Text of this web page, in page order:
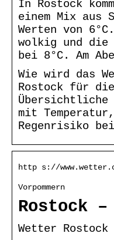
In Rostock
einem Mix aus
Werten von
wolkig und die
bei 8°C. Am
Wie wird das
Rostock für
Übersichtliche
mit
Regenrisiko
http s://
Vorpommern
Rostock
Wetter